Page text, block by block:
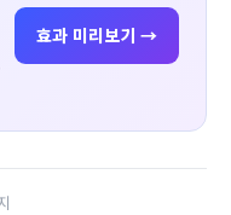
효과 미리보기 →